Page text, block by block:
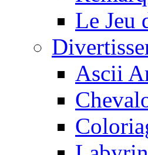
Le Jeu
Ascii